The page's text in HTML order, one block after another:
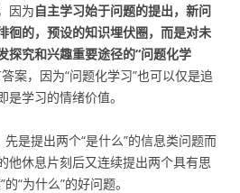
因为自主学习始于问题的提出，新问
徊的，预设的知识埋伏圈，而是对未
探究和兴趣重要途径的“问题化学
案，因为“问题化学习”也可以仅是追
学习的情绪价值。
先是提出两个“是什么”的信息类问题而
他休息片刻后又连续提出两个具有思
“为什么”的好问题。